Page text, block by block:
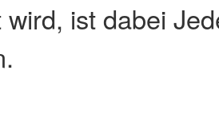
ist dabei